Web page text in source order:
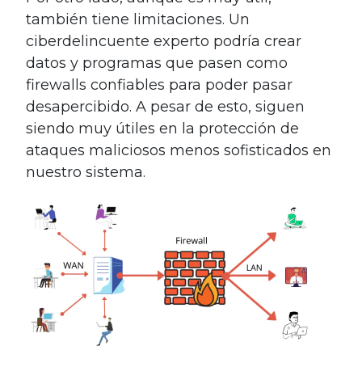
también tiene limitaciones. Un
ciberdelincuente experto podría crear
datos y programas que pasen como
firewalls confiables para poder pasar
desapercibido. A pesar de esto, siguen
siendo muy útiles en la protección de
ataques maliciosos menos sofisticados en
nuestro sistema.